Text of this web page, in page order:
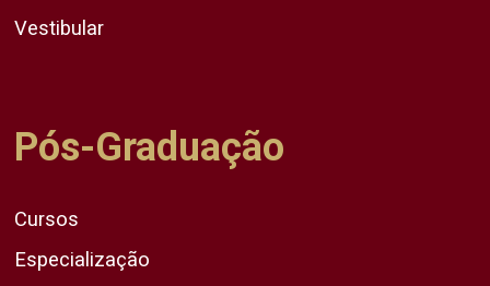
Vestibular
Pós-Graduação
Cursos
Especialização